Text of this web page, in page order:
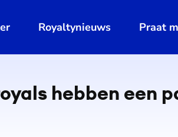
Royaltynieuws Praat
De weergave van deze
hebben een